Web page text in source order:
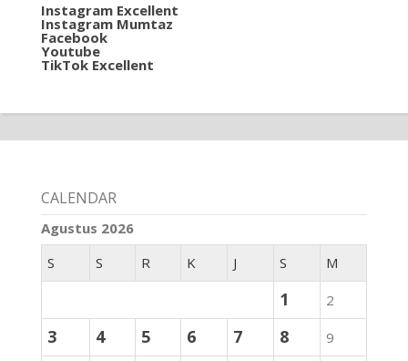
Instagram Excellent
Instagram Mumtaz
Facebook
Youtube
TikTok Excellent
CALENDAR
Agustus 2026
S
S R K J S M
1 2
3 4 5 6 7 8 9